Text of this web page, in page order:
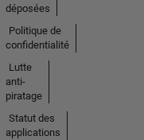
déposées
Politique de
confidentialité
Lutte
anti-
piratage
Statut des
applications